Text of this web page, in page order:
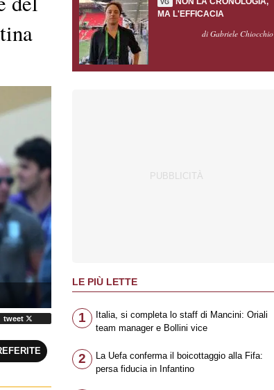
tweet
VG
MA L'EFFICACIA
di Gabriele Chiocchio
LE PIÙ LETTE
1
Italia, si completa lo staff di Mancini: Oriali
team manager e Bollini vice
2
La Uefa conferma il boicottaggio alla Fifa:
persa fiducia in Infantino